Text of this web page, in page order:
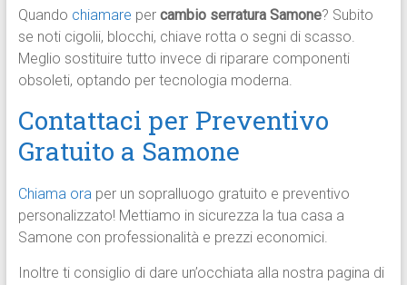
Quando chiamare per cambio serratura Samone? Subito
se noti cigolii, blocchi, chiave rotta o segni di scasso.
Meglio sostituire tutto invece di riparare componenti
obsoleti, optando per tecnologia moderna.
Contattaci per Preventivo
Gratuito a Samone
Chiama oraper un sopralluogo gratuito e preventivo
personalizzato! Mettiamo in sicurezza la tua casa a
Samone con professionalità e prezzi economici.
Inoltre ti consiglio di dare un’occhiata alla nostra pagina di